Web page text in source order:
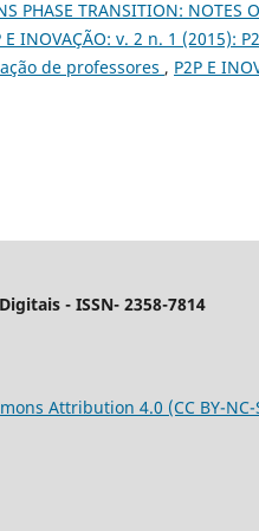
PHASE TRANSITION: NOTES
E INOVAÇÃO: v. 2 n. 1 (2015):
de professores , P2P E
- ISSN- 2358-7814
Attribution 4.0 (CC BY-NC-